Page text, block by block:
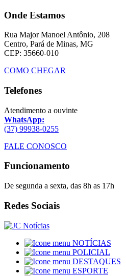
Onde Estamos
Rua Major Manoel Antônio, 208
Centro, Pará de Minas, MG
CEP: 35660-010
COMO CHEGAR
Telefones
Atendimento a ouvinte
WhatsApp:
(37) 99938-0255
FALE CONOSCO
Funcionamento
De segunda a sexta, das 8h as 17h
Redes Sociais
NOTÍCIAS
POLICIAL
DESTAQUES
ESPORTE